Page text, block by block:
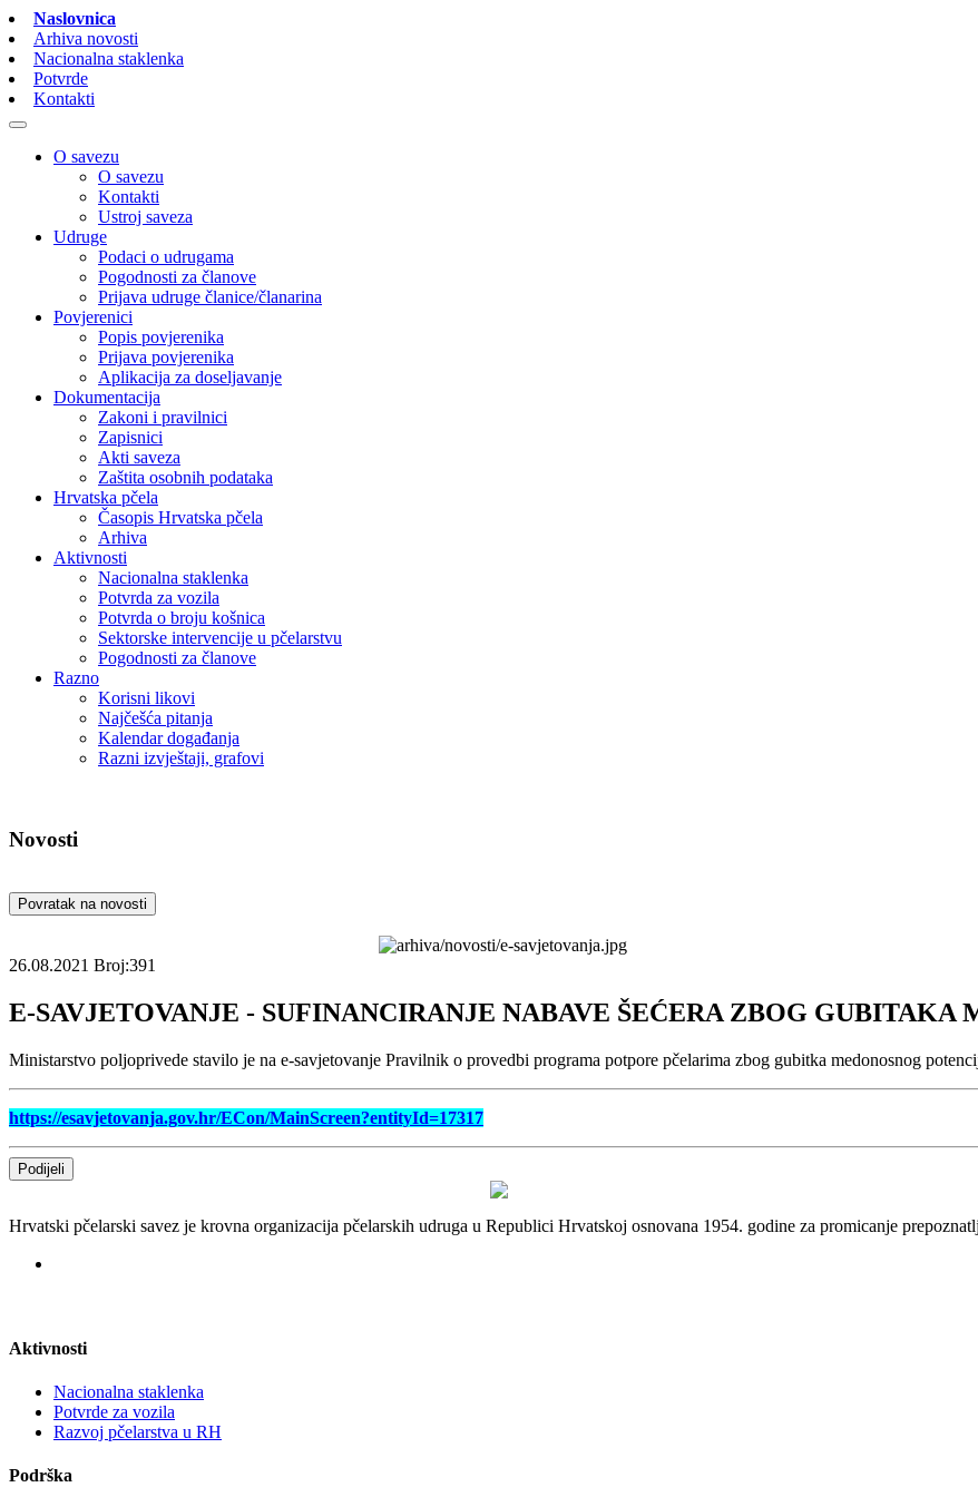
Naslovnica
Arhiva novosti
Nacionalna staklenka
Potvrde
Kontakti
O savezu
O savezu
Kontakti
Ustroj saveza
Udruge
Podaci o udrugama
Pogodnosti za članove
Prijava udruge članice/članarina
Povjerenici
Popis povjerenika
Prijava povjerenika
Aplikacija za doseljavanje
Dokumentacija
Zakoni i pravilnici
Zapisnici
Akti saveza
Zaštita osobnih podataka
Hrvatska pčela
Časopis Hrvatska pčela
Arhiva
Aktivnosti
Nacionalna staklenka
Potvrda za vozila
Potvrda o broju košnica
Sektorske intervencije u pčelarstvu
Pogodnosti za članove
Razno
Korisni likovi
Najčešća pitanja
Kalendar događanja
Razni izvještaji, grafovi
Novosti
Povratak na novosti
26.08.2021 Broj:391
E-SAVJETOVANJE - SUFINANCIRANJE NABAVE ŠEĆERA ZBOG GUBITAKA
Ministarstvo poljoprivede stavilo je na e-savjetovanje Pravilnik o provedbi programa potpore pčelarima zbog gubitka medonosnog
https://esavjetovanja.gov.hr/ECon/MainScreen?entityId=17317
Podijeli
Hrvatski pčelarski savez je krovna organizacija pčelarskih udruga u Republici Hrvatskoj osnovana 1954. godine za promicanje
Aktivnosti
Nacionalna staklenka
Potvrde za vozila
Razvoj pčelarstva u RH
Podrška